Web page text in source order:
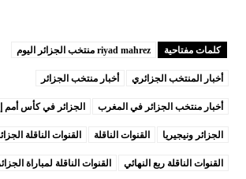
كلمات مفتاحية riyad mahrez منتخب الجزائر اليوم
أخبار المنتخب الجزائري أخبار منتخب الجزائر
أخبار منتخب الجزائر في المغرب الجزائر في كأس أمم
الجزائر ونيجيريا القنوات الناقلة القنوات الناقلة
القنوات الناقلة ربع النهائي القنوات الناقلة لمباراة